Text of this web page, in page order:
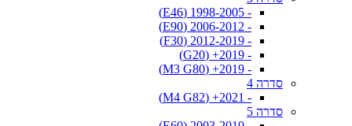
- 1998-2005 (E46)
- 2006-2012 (E90)
- 2012-2019 (F30)
- 2019+ (G20)
- 2019+ (M3 G80)
סדרה 4
- 2021+ (M4 G82)
סדרה 5